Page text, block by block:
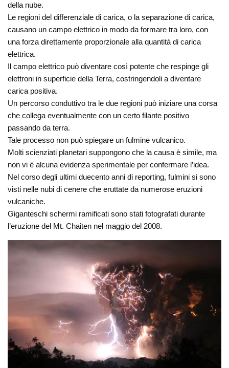
della nube.
Le regioni del differenziale di carica, o la separazione di carica,
causano un campo elettrico in modo da formare tra loro, con
una forza direttamente proporzionale alla quantità di carica
elettrica.
Il campo elettrico può diventare così potente che respinge gli
elettroni in superficie della Terra, costringendoli a diventare
carica positiva.
Un percorso conduttivo tra le due regioni può iniziare una corsa
che collega eventualmente con un certo filante positivo
passando da terra.
Tale processo non può spiegare un fulmine vulcanico.
Molti scienziati planetari suppongono che la causa è simile, ma
non vi è alcuna evidenza sperimentale per confermare l’idea.
Nel corso degli ultimi duecento anni di reporting, fulmini si sono
visti nelle nubi di cenere che eruttate da numerose eruzioni
vulcaniche.
Giganteschi schermi ramificati sono stati fotografati durante
l’eruzione del Mt. Chaiten nel maggio del 2008.